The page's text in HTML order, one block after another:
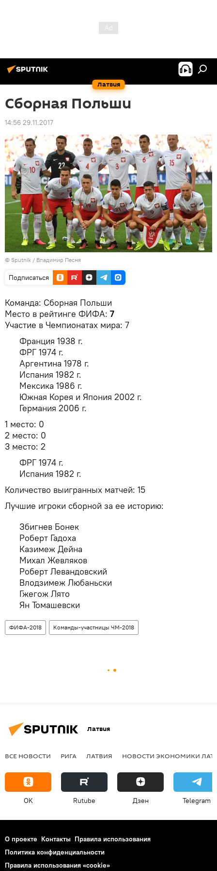
Латвия
Сборная Польши
14:56 29.11.2017
© Sputnik / Владимир Песня
Подписаться
Команда: Сборная Польши
Место в рейтинге ФИФА: 7
Участие в Чемпионатах мира: 7
Франция 1938 г.
ФРГ 1974 г.
Аргентина 1978 г.
Испания 1982 г.
Мексика 1986 г.
Южная Корея и Япония 2002 г.
Германия 2006 г.
1 место: 0
2 место: 0
3 место: 2
ФРГ 1974 г.
Испания 1982 г.
Количество выигранных матчей: 15
Лучшие игроки сборной за ее историю:
Збигнев Бонек
Роберт Гадоха
Казимеж Дейна
Михал Жевляков
Роберт Левандовский
Влодзимеж Любаньски
Гжегож Лято
Ян Томашевски
ФИФА-2018 Команды-участницы ЧМ-2018
Латвия
ВСЕ НОВОСТИ РИГА ЛАТВИЯ НОВОСТИ ЭКОНОМИКИ
OK Rutube Дзен Telegram
О проекте Контакты Правила использования
Политика конфиденциальности
Правила использования «cookie»